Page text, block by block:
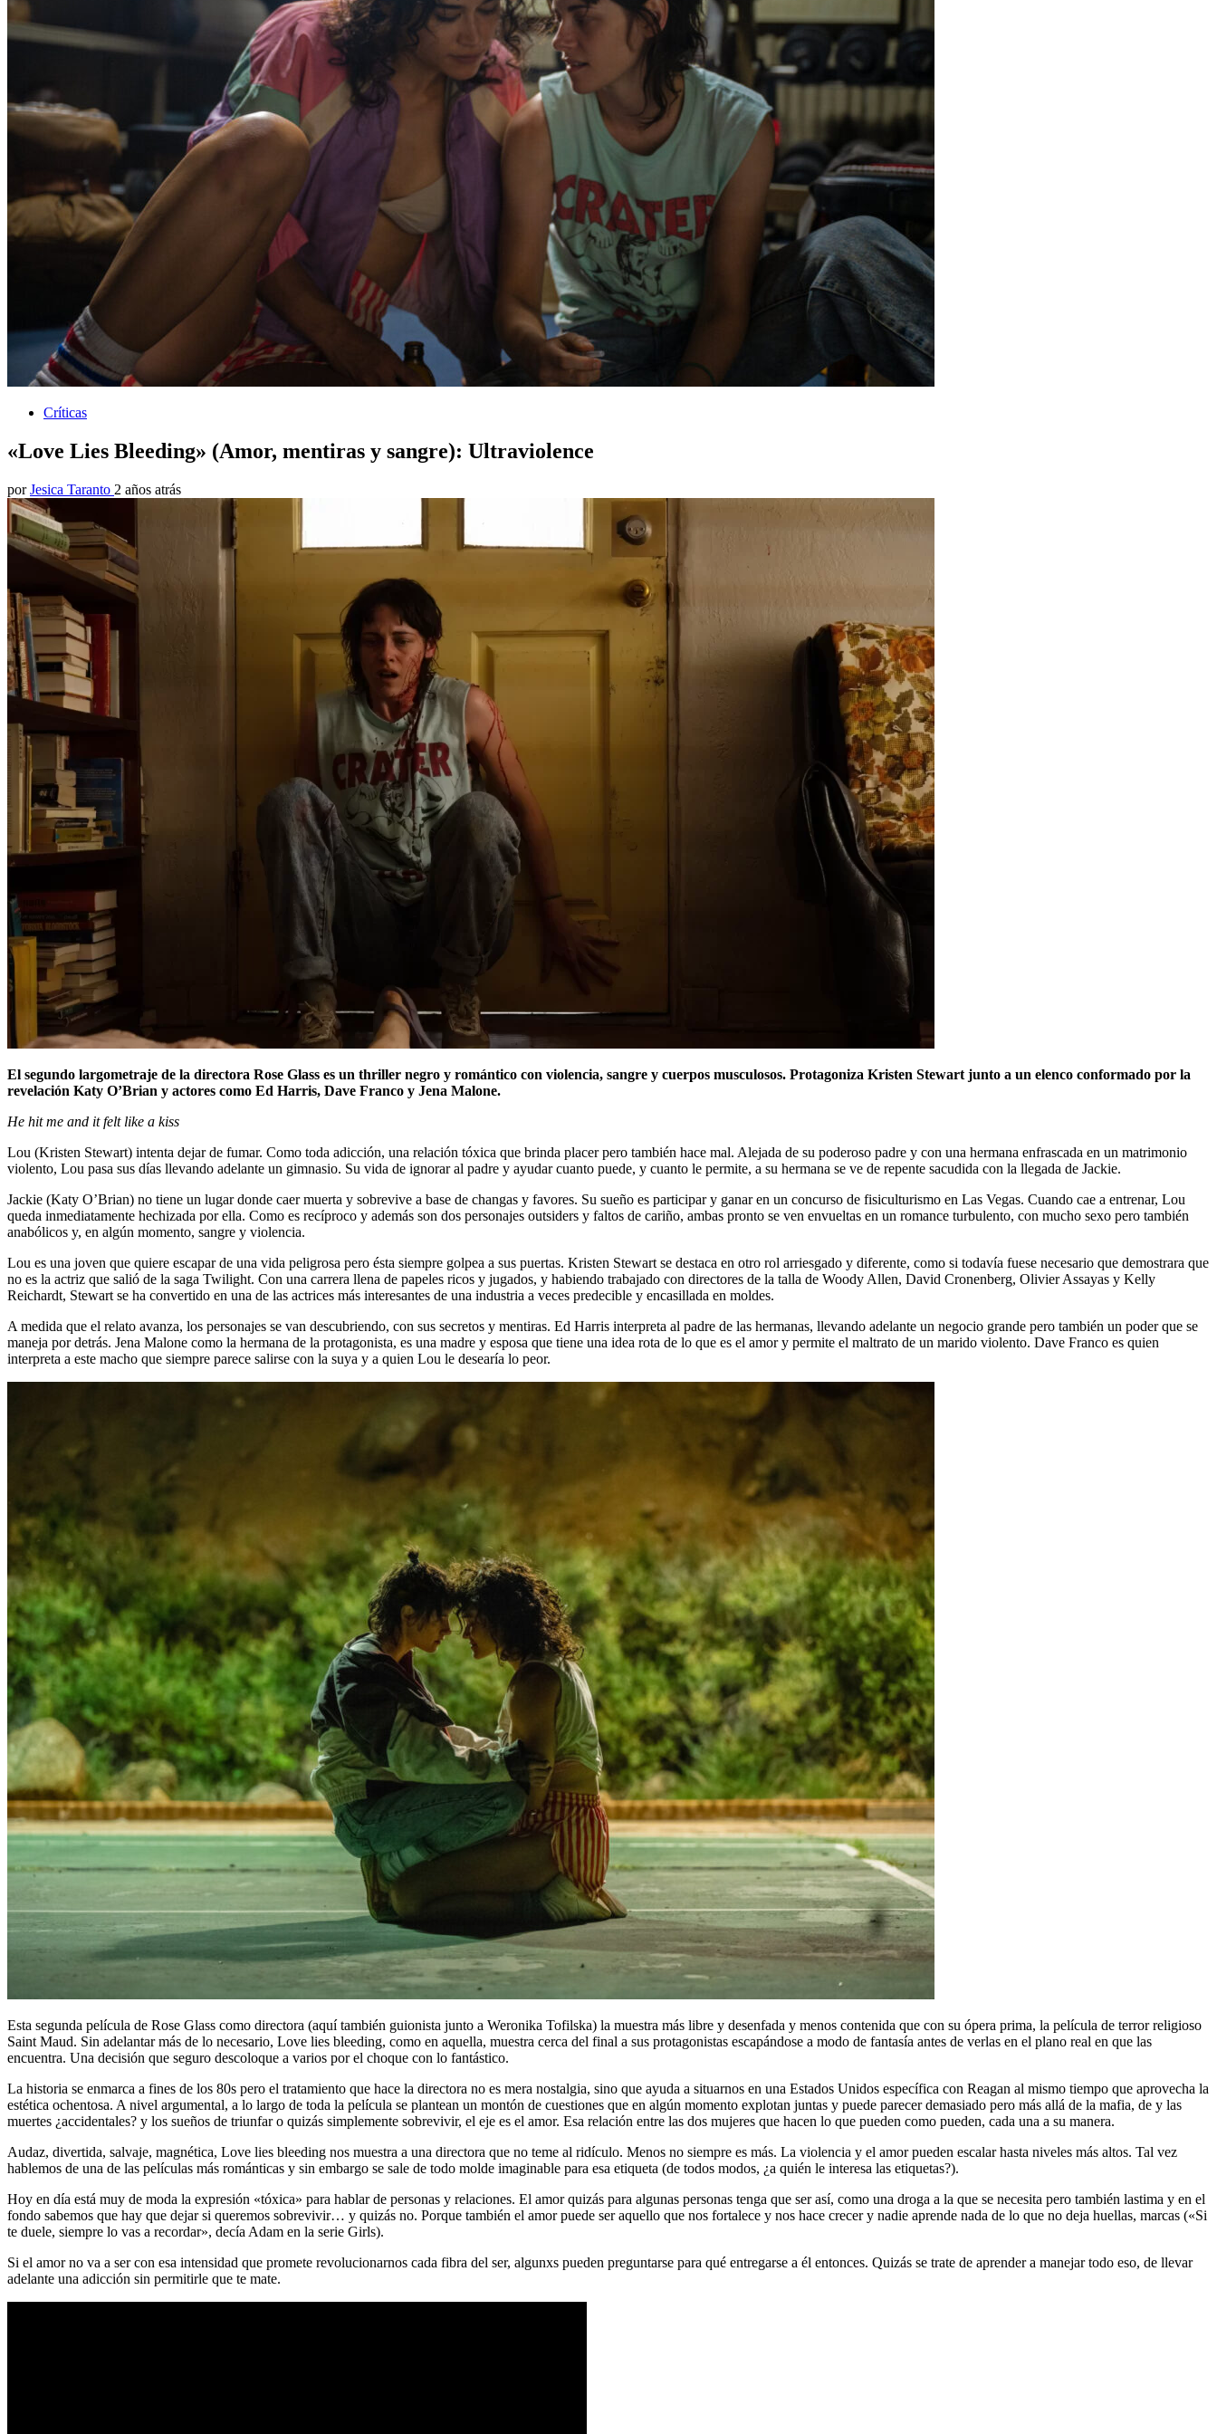
Críticas
«Love Lies Bleeding» (Amor, mentiras y sangre): Ultraviolence
por Jesica Taranto 2 años atrás
El segundo largometraje de la directora Rose Glass es un thriller negro y romántico con violencia, sangre y cuerpos musculosos. Protagoniza Kristen Stewart junto a un elenco conformado por la
revelación Katy O’Brian y actores como Ed Harris, Dave Franco y Jena Malone.
He hit me and it felt like a kiss
Lou (Kristen Stewart) intenta dejar de fumar. Como toda adicción, una relación tóxica que brinda placer pero también hace mal. Alejada de su poderoso padre y con una hermana enfrascada en un matrimonio
violento, Lou pasa sus días llevando adelante un gimnasio. Su vida de ignorar al padre y ayudar cuanto puede, y cuanto le permite, a su hermana se ve de repente sacudida con la llegada de Jackie.
Jackie (Katy O’Brian) no tiene un lugar donde caer muerta y sobrevive a base de changas y favores. Su sueño es participar y ganar en un concurso de fisiculturismo en Las Vegas. Cuando cae a entrenar, Lou
queda inmediatamente hechizada por ella. Como es recíproco y además son dos personajes outsiders y faltos de cariño, ambas pronto se ven envueltas en un romance turbulento, con mucho sexo pero también
anabólicos y, en algún momento, sangre y violencia.
Lou es una joven que quiere escapar de una vida peligrosa pero ésta siempre golpea a sus puertas. Kristen Stewart se destaca en otro rol arriesgado y diferente, como si todavía fuese necesario que demostrara que
no es la actriz que salió de la saga Twilight. Con una carrera llena de papeles ricos y jugados, y habiendo trabajado con directores de la talla de Woody Allen, David Cronenberg, Olivier Assayas y Kelly
Reichardt, Stewart se ha convertido en una de las actrices más interesantes de una industria a veces predecible y encasillada en moldes.
A medida que el relato avanza, los personajes se van descubriendo, con sus secretos y mentiras. Ed Harris interpreta al padre de las hermanas, llevando adelante un negocio grande pero también un poder que se
maneja por detrás. Jena Malone como la hermana de la protagonista, es una madre y esposa que tiene una idea rota de lo que es el amor y permite el maltrato de un marido violento. Dave Franco es quien
interpreta a este macho que siempre parece salirse con la suya y a quien Lou le desearía lo peor.
Esta segunda película de Rose Glass como directora (aquí también guionista junto a Weronika Tofilska) la muestra más libre y desenfada y menos contenida que con su ópera prima, la película de terror religioso
Saint Maud. Sin adelantar más de lo necesario, Love lies bleeding, como en aquella, muestra cerca del final a sus protagonistas escapándose a modo de fantasía antes de verlas en el plano real en que las
encuentra. Una decisión que seguro descoloque a varios por el choque con lo fantástico.
La historia se enmarca a fines de los 80s pero el tratamiento que hace la directora no es mera nostalgia, sino que ayuda a situarnos en una Estados Unidos específica con Reagan al mismo tiempo que aprovecha la
estética ochentosa. A nivel argumental, a lo largo de toda la película se plantean un montón de cuestiones que en algún momento explotan juntas y puede parecer demasiado pero más allá de la mafia, de y las
muertes ¿accidentales? y los sueños de triunfar o quizás simplemente sobrevivir, el eje es el amor. Esa relación entre las dos mujeres que hacen lo que pueden como pueden, cada una a su manera.
Audaz, divertida, salvaje, magnética, Love lies bleeding nos muestra a una directora que no teme al ridículo. Menos no siempre es más. La violencia y el amor pueden escalar hasta niveles más altos. Tal vez
hablemos de una de las películas más románticas y sin embargo se sale de todo molde imaginable para esa etiqueta (de todos modos, ¿a quién le interesa las etiquetas?).
Hoy en día está muy de moda la expresión «tóxica» para hablar de personas y relaciones. El amor quizás para algunas personas tenga que ser así, como una droga a la que se necesita pero también lastima y en el
fondo sabemos que hay que dejar si queremos sobrevivir… y quizás no. Porque también el amor puede ser aquello que nos fortalece y nos hace crecer y nadie aprende nada de lo que no deja huellas, marcas («Si
te duele, siempre lo vas a recordar», decía Adam en la serie Girls).
Si el amor no va a ser con esa intensidad que promete revolucionarnos cada fibra del ser, algunxs pueden preguntarse para qué entregarse a él entonces. Quizás se trate de aprender a manejar todo eso, de llevar
adelante una adicción sin permitirle que te mate.